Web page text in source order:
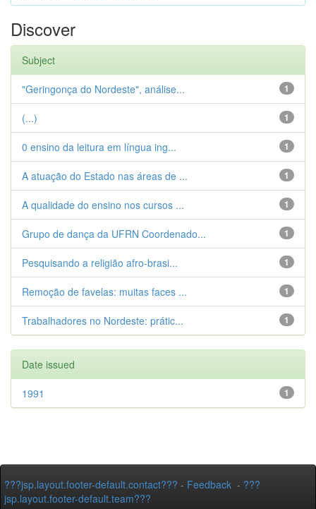
Discover
Subject
1
"Geringonça do Nordeste", análise...
1
(...)
1
0 ensino da leitura em língua ing...
1
A atuação do Estado nas áreas de ...
1
A qualidade do ensino nos cursos ...
1
Grupo de dança da UFRN Coordenado...
1
Pesquisando a religião afro-brasi...
1
Remoção de favelas: muitas faces ...
1
Trabalhadores no Nordeste: prátic...
Date issued
1
1991
???jsp.layout.footer-default.contact??? - Feedback - ???
jsp.layout.footer-default.team???